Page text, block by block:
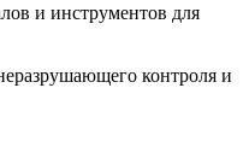
и инструментов для
контроля и